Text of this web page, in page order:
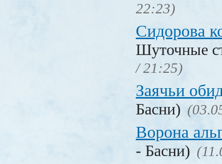
22:23)
Сидорова
Шуточные
/ 21:25)
Заячьи
Басни)
Ворона
- Басни)